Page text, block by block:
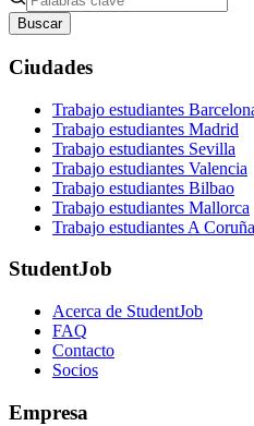
Buscar
Ciudades
Trabajo estudiantes
Trabajo estudiantes Madrid
Trabajo estudiantes Sevilla
Trabajo estudiantes Valencia
Trabajo estudiantes Bilbao
Trabajo estudiantes Mallorca
Trabajo estudiantes A Coruña
StudentJob
Acerca de StudentJob
FAQ
Contacto
Socios
Empresa